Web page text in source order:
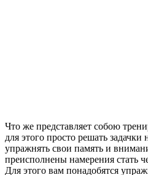
Что же представляет собою
для этого просто решать задачки
упражнять свои память и
преисполнены намерения стать
Для этого вам понадобятся